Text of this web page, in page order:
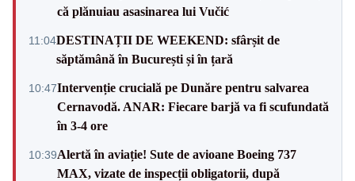
că plănuiau asasinarea lui Vučić
11:04DESTINAȚII DE WEEKEND: sfârșit de
săptămână în București și în țară
10:47Intervenție crucială pe Dunăre pentru salvarea
Cernavodă. ANAR: Fiecare barjă va fi scufundată
în 3-4 ore
10:39Alertă în aviație! Sute de avioane Boeing 737
MAX, vizate de inspecții obligatorii, după